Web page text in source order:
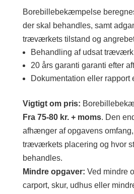
Borebillebekæmpelse
der skal behandles, samt
træværkets tilstand og
Behandling af udsat træværk
20 års garanti garanti efter
Dokumentation eller rapport
Vigtigt om pris:
Fra 75-80 kr. + moms. Den
afhænger af opgavens
træværkets placering og hvor
behandles.
Mindre opgaver: Ved mindre
carport, skur, udhus eller